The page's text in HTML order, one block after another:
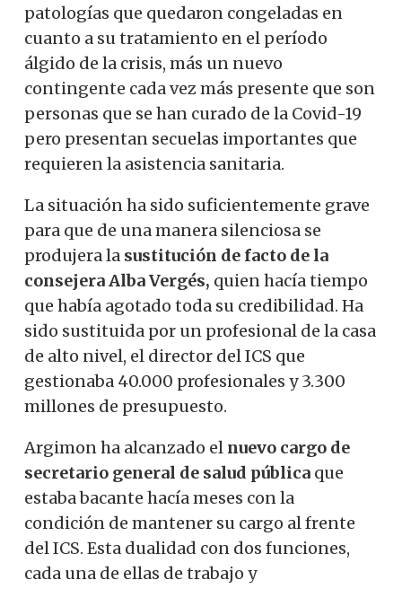
patologías que quedaron congeladas en
cuanto a su tratamiento en el período
álgido de la crisis, más un nuevo
contingente cada vez más presente que son
personas que se han curado de la Covid-19
pero presentan secuelas importantes que
requieren la asistencia sanitaria.
La situación ha sido suficientemente grave
para que de una manera silenciosa se
produjera la sustitución de facto de la
consejera Alba Vergés, quien hacía tiempo
que había agotado toda su credibilidad. Ha
sido sustituida por un profesional de la casa
de alto nivel, el director del ICS que
gestionaba 40.000 profesionales y 3.300
millones de presupuesto.
Argimon ha alcanzado el nuevo cargo de
secretario general de salud pública que
estaba bacante hacía meses con la
condición de mantener su cargo al frente
del ICS. Esta dualidad con dos funciones,
cada una de ellas de trabajo y